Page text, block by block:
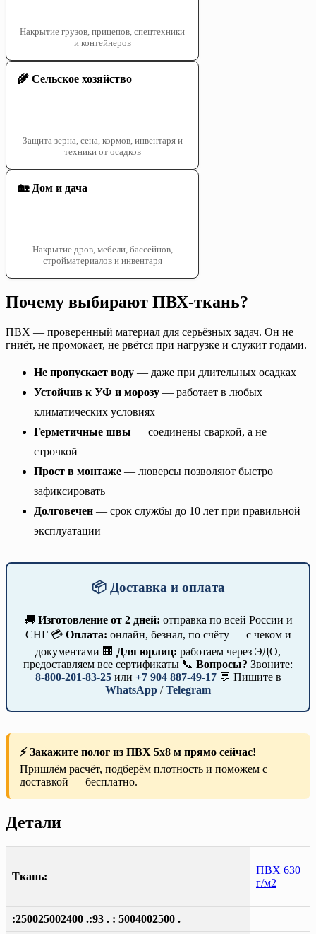
Накрытие грузов, прицепов, спецтехники
и контейнеров
🌾 Сельское хозяйство
Защита зерна, сена, кормов, инвентаря и
техники от осадков
🏡 Дом и дача
Накрытие дров, мебели, бассейнов,
стройматериалов и инвентаря
Почему выбирают ПВХ-ткань?
ПВХ — проверенный материал для серьёзных задач. Он не
гниёт, не промокает, не рвётся при нагрузке и служит годами.
Не пропускает воду — даже при длительных осадках
Устойчив к УФ и морозу — работает в любых
климатических условиях
Герметичные швы — соединены сваркой, а не
строчкой
Прост в монтаже — люверсы позволяют быстро
зафиксировать
Долговечен — срок службы до 10 лет при правильной
эксплуатации
📦 Доставка и оплата
🚚 Изготовление от 2 дней: отправка по всей России и
СНГ 💳 Оплата: онлайн, безнал, по счёту — с чеком и
документами 🏢 Для юрлиц: работаем через ЭДО,
предоставляем все сертификаты 📞 Вопросы? Звоните:
8-800-201-83-25или +7 904 887-49-17💬 Пишите в
WhatsApp /Telegram
⚡ Закажите полог из ПВХ 5х8 м прямо сейчас!
Пришлём расчёт, подберём плотность и поможем с
доставкой — бесплатно.
Детали
Ткань:
ПВХ 630
г/м2
:250025002400 .:93 . : 5004002500 .